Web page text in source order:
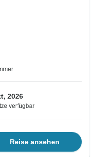
2026
verfügbar
Reise ansehen